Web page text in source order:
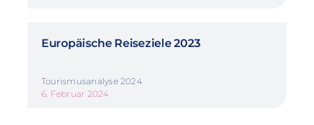
Europäische Reiseziele 2023
Tourismusanalyse 2024
6. Februar 2024